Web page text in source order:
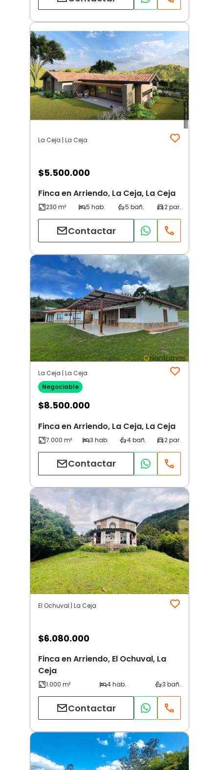
La Ceja | La Ceja
$5.500.000
Finca en Arriendo, La Ceja, La Ceja
Contactar
La Ceja | La Ceja
Negociable
$8.500.000
Finca en Arriendo, La Ceja, La Ceja
Contactar
El Ochuval | La Ceja
$6.080.000
Finca en Arriendo, El Ochuval, La
Ceja
Contactar